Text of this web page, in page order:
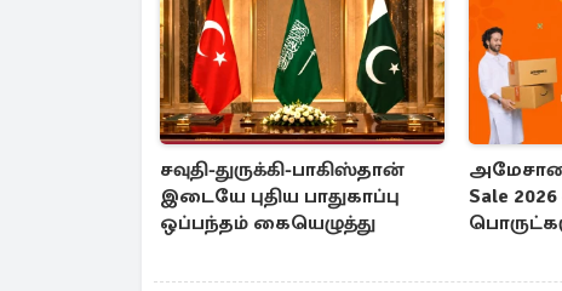
சவுதி-துருக்கி-பாகிஸ்தான்
இடையே புதிய பாதுகாப்பு
ஒப்பந்தம் கையெழுத்து
Sale